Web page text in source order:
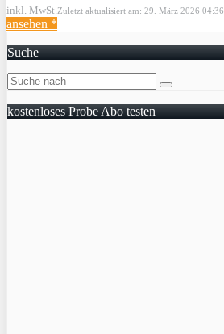
inkl. MwSt. Zuletzt aktualisiert am: 29. März 2026 04:36
ansehen *
Suche
kostenloses Probe Abo testen